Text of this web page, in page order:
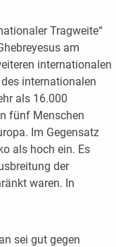
Tragweite“
am
internationalen
internationalen
als 16.000
fünf Menschen
Im Gegensatz
als hoch ein. Es
der
waren. In
sei gut gegen